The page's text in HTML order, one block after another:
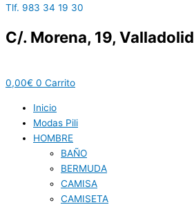
Tlf. 983 34 19 30
C/. Morena, 19, Valladolid
0,00€ 0 Carrito
Inicio
Modas Pili
HOMBRE
BAÑO
BERMUDA
CAMISA
CAMISETA